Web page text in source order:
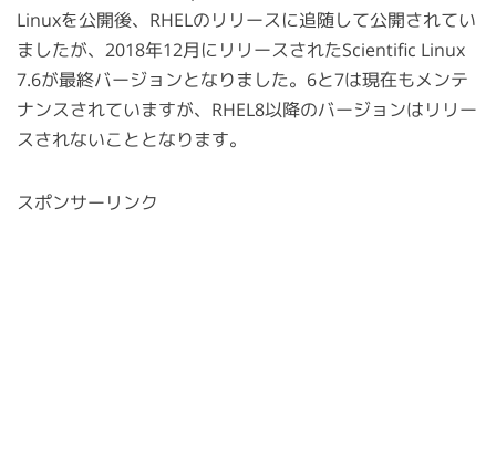
Linuxを公開後、RHELのリリースに追随して公開されてい
ましたが、2018年12月にリリースされたScientific Linux
7.6が最終バージョンとなりました。6と7は現在もメンテ
ナンスされていますが、RHEL8以降のバージョンはリリー
スされないこととなります。
スポンサーリンク